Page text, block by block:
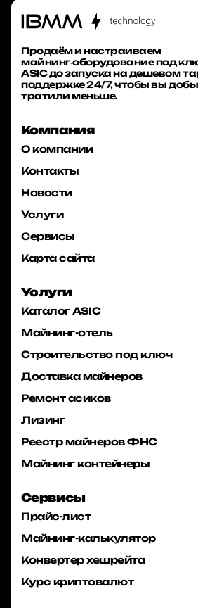
Продаём и настраиваем
майнинг‑оборудование под
ASIC до запуска на дешевом
поддержке 24/7, чтобы вы
тратили меньше.
Компания
О компании
Контакты
Новости
Услуги
Сервисы
Карта сайта
Услуги
Каталог ASIC
Майнинг-отель
Строительство под ключ
Доставка майнеров
Ремонт асиков
Лизинг
Реестр майнеров ФНС
Майнинг контейнеры
Сервисы
Прайс-лист
Майнинг-калькулятор
Конвертер хешрейта
Курс криптовалют